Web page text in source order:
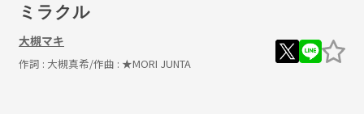
ミラクル
大槻マキ
作詞 : 大槻真希/作曲 : ★MORI JUNTA